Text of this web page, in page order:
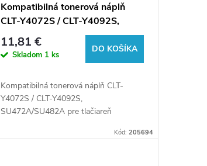
Kompatibilná tonerová náplň
CLT-Y4072S / CLT-Y4092S,
SU472A/SU482A, 1000 listov
pre tlačiarne Samsung
11,81 €
Skladom 1 ks
DO KOŠÍKA
Kompatibilná tonerová náplň CLT-
Y4072S / CLT-Y4092S,
SU472A/SU482A pre tlačiareň
Kód: 205694